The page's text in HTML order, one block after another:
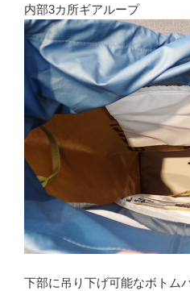
内部3カ所ギアループ
下部に吊り下げ可能なボトム